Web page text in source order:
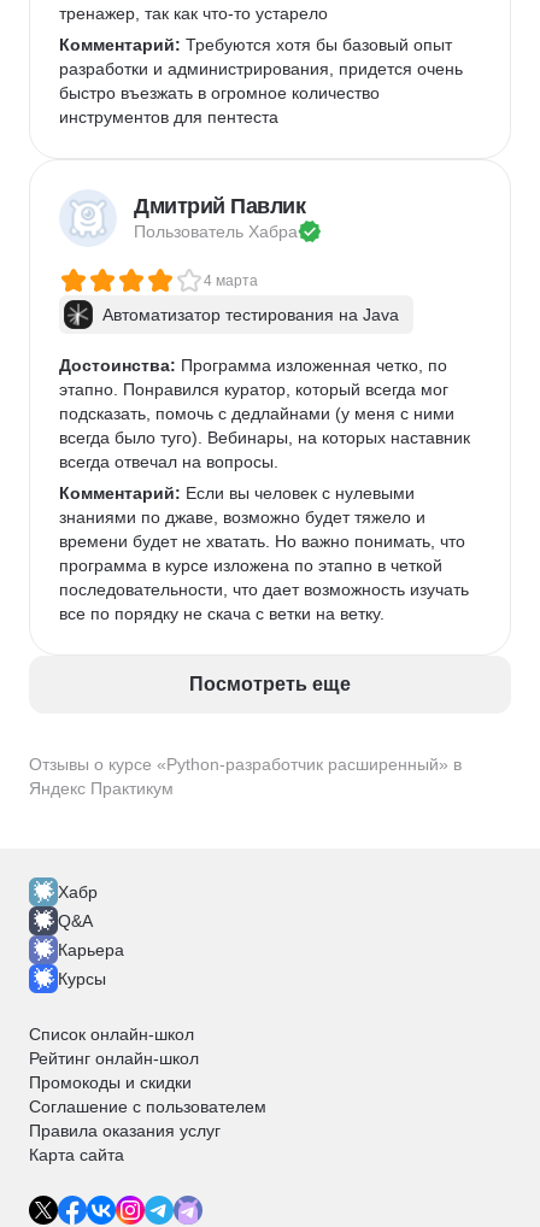
Отзывы о курсе «Python-разработчик расширенный» в
Яндекс Практикум
тренажер, так как что-то устарело
Комментарий: Требуются хотя бы базовый опыт
разработки и администрирования, придется очень
быстро въезжать в огромное количество
инструментов для пентеста
Дмитрий Павлик
Пользователь Хабра
4 марта
Автоматизатор тестирования на Java
Достоинства: Программа изложенная четко, по
этапно. Понравился куратор, который всегда мог
подсказать, помочь с дедлайнами (у меня с ними
всегда было туго). Вебинары, на которых наставник
всегда отвечал на вопросы.
Комментарий: Если вы человек с нулевыми
знаниями по джаве, возможно будет тяжело и
времени будет не хватать. Но важно понимать, что
программа в курсе изложена по этапно в четкой
последовательности, что дает возможность изучать
все по порядку не скача с ветки на ветку.
Посмотреть еще
Хабр
Q&A
Карьера
Курсы
Список онлайн-школ
Рейтинг онлайн-школ
Промокоды и скидки
Соглашение с пользователем
Правила оказания услуг
Карта сайта